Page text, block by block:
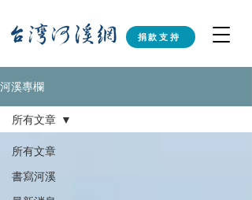
捐款支持
河溪專欄
所有文章
書寫河溪
所有文章